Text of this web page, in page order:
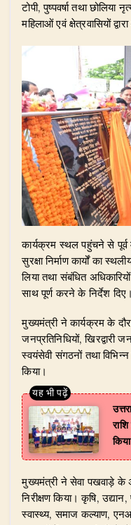
टोपी, पुष्पवर्षा तथा
महिलाओं एवं क्षेत्रवासियों
​कार्यक्रम स्थल पहुंचने से पूर्व
सुरक्षा निर्माण कार्यों का
लिया तथा संबंधित
साथ पूर्ण करने के निर्देश दिए।
​मुख्यमंत्री ने कार्यक्रम के
जनप्रतिनिधियों,
स्वयंसेवी संगठनों तथा विभिन्न
किया।
​मुख्यमंत्री ने सेवा पखवाड़े के
निरीक्षण किया। कृषि,
स्वास्थ्य, समाज कल्याण,